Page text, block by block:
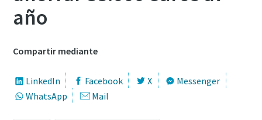
año
Compartir mediante
LinkedIn Facebook X
Messenger
WhatsApp
Mail